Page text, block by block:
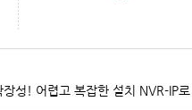
장성! 어렵고 복잡한 설치 NVR-IP